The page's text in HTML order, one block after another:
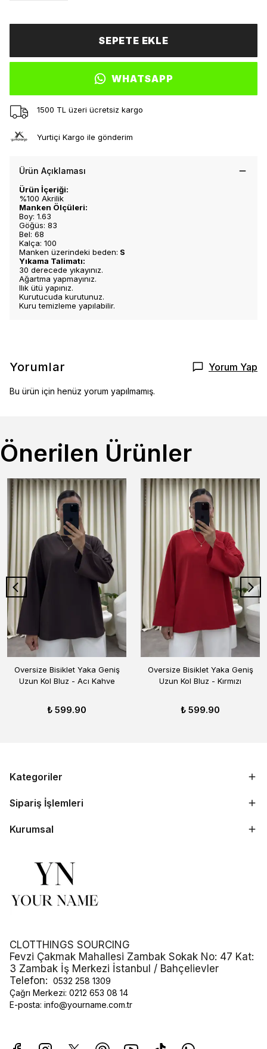
SEPETE EKLE
WHATSAPP
1500 TL üzeri ücretsiz kargo
Yurtiçi Kargo ile gönderim
Ürün Açıklaması
Ürün İçeriği:
%100 Akrilik
Manken Ölçüleri:
Boy: 1.63
Göğüs: 83
Bel: 68
Kalça: 100
Manken üzerindeki beden: S
Yıkama Talimatı:
30 derecede yıkayınız.
Ağartma yapmayınız.
Ilık ütü yapınız.
Kurutucuda kurutunuz.
Kuru temizleme yapılabilir.
Yorumlar Yorum Yap
Bu ürün için henüz yorum yapılmamış.
Önerilen Ürünler
Oversize Bisiklet Yaka Geniş
Uzun Kol Bluz - Acı Kahve
₺ 599.90
Oversize Bisiklet Yaka Geniş
Uzun Kol Bluz - Kırmızı
₺ 599.90
Kategoriler
Sipariş İşlemleri
Kurumsal
CLOTTHINGS SOURCING
Fevzi Çakmak Mahallesi Zambak Sokak No: 47 Kat:
3 Zambak İş Merkezi İstanbul / Bahçelievler
Telefon: 0532 258 1309
Çağrı Merkezi: 0212 653 08 14
E-posta: info@yourname.com.tr